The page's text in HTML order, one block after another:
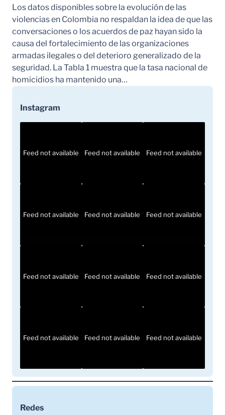
Los datos disponibles sobre la evolución de las
violencias en Colombia no respaldan la idea de que las
conversaciones o los acuerdos de paz hayan sido la
causa del fortalecimiento de las organizaciones
armadas ilegales o del deterioro generalizado de la
seguridad. La Tabla 1 muestra que la tasa nacional de
homicidios ha mantenido una…
Instagram
Feed not available Feed not available Feed not available
Feed not available Feed not available Feed not available
Feed not available Feed not available Feed not available
Feed not available Feed not available Feed not available
Redes